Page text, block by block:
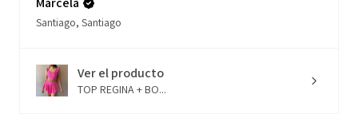
Santiago, Santiago
Ver el producto
TOP REGINA + BO...